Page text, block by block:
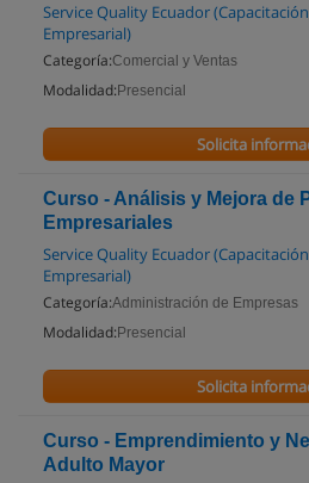
Service Quality Ecuador
Empresarial)
Categoría:Comercial y Ventas
Modalidad: Presencial
Solicita
Curso - Análisis y Mejora de
Empresariales
Service Quality Ecuador
Empresarial)
Categoría:Administración de Empresas
Modalidad: Presencial
Solicita
Curso - Emprendimiento y
Adulto Mayor